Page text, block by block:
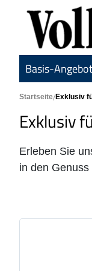
Basis-
Startseite Exklusiv
Exklusiv
Erleben Sie
in den
digital im Web
7 Tage